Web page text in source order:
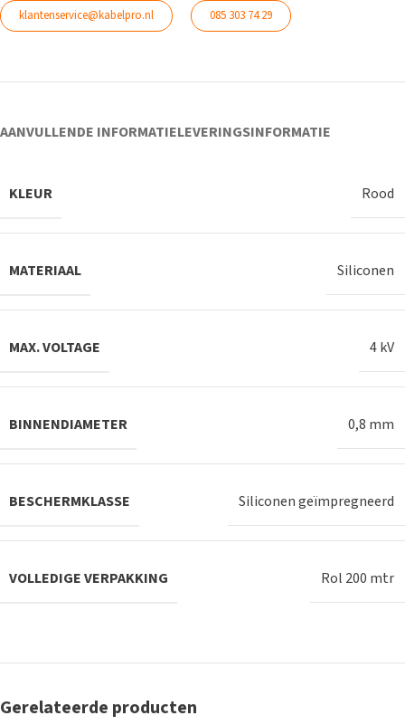
klantenservice@kabelpro.nl 085 303 74 29
AANVULLENDE INFORMATIELEVERINGSINFORMATIE
KLEUR Rood
MATERIAAL Siliconen
MAX. VOLTAGE 4 kV
BINNENDIAMETER 0,8 mm
BESCHERMKLASSE Siliconen geïmpregneerd
VOLLEDIGE VERPAKKING Rol 200 mtr
Gerelateerde producten